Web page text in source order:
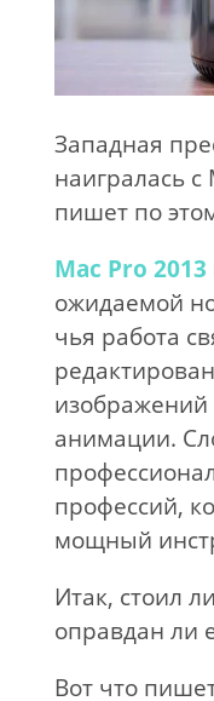
Западная
наигралась с
пишет по
Mac Pro 2013
ожидаемой
чья работа
анимации.
профессий,
мощный
Итак, стоил
оправдан ли
Вот что